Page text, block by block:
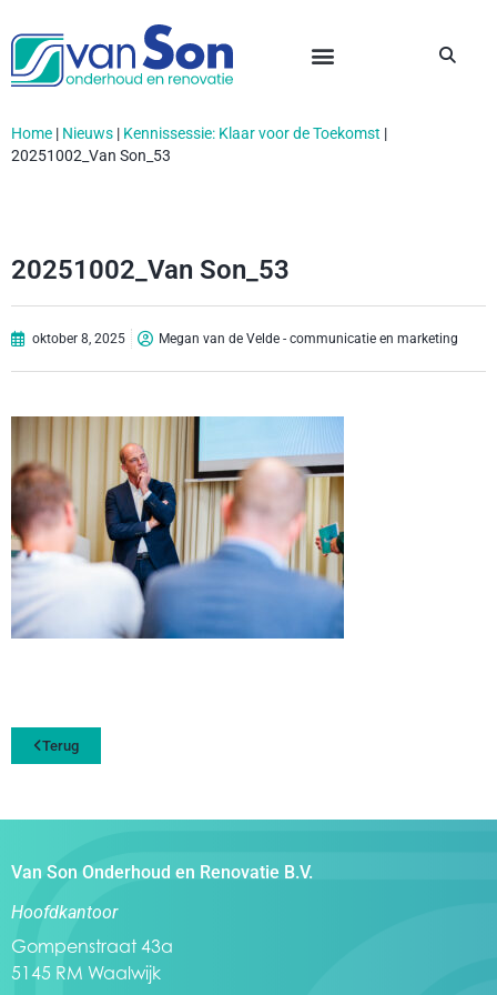
Home | Nieuws | Kennissessie: Klaar voor de Toekomst |
20251002_Van Son_53
20251002_Van Son_53
oktober 8, 2025 Megan van de Velde - communicatie en marketing
Terug
Van Son Onderhoud en Renovatie B.V.
Hoofdkantoor
Gompenstraat 43a
5145 RM Waalwijk